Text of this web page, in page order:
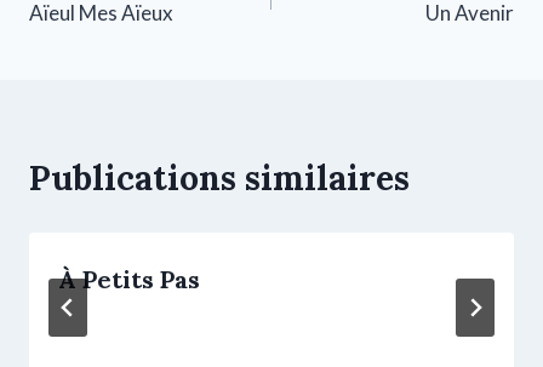
Aïeul Mes Aïeux Un Avenir
Publications similaires
À Petits Pas